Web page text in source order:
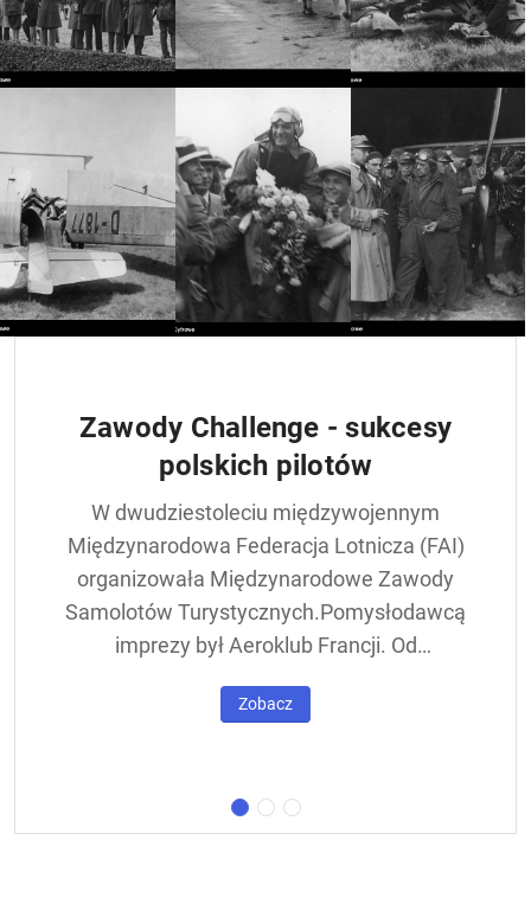
Zawody Challenge - sukcesy
polskich pilotów
W dwudziestoleciu międzywojennym
Międzynarodowa Federacja Lotnicza (FAI)
organizowała Międzynarodowe Zawody
Samolotów Turystycznych.Pomysłodawcą
imprezy był Aeroklub Francji. Od
de Tourisme – zawody nazywane były w
trasie znajdowała się m.in. Warszawa.
Zobacz